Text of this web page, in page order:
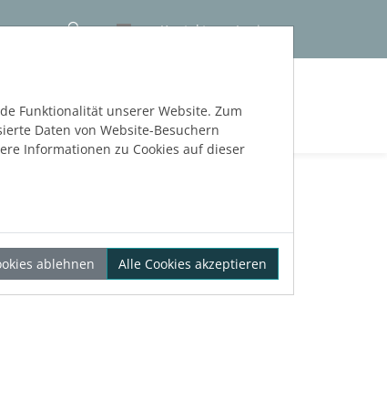
Kontakt
Login
TESTEN
Funktionalität unserer Website. Zum
Daten von Website-Besuchern
Informationen zu Cookies auf dieser
ablehnen Alle Cookies akzeptieren